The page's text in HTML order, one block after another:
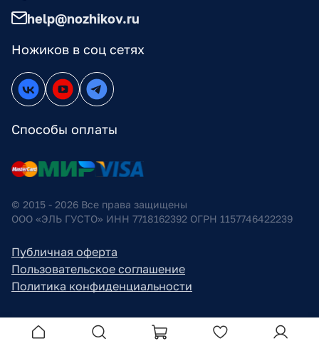
Ножиков в соц сетях
Способы оплаты
help@nozhikov.ru
© 2015 - 2026 Все права защищены
ООО «ЭЛЬ ГУСТО» ИНН 7718162392 ОГРН 1157746422239
Публичная оферта
Пользовательское соглашение
Политика конфиденциальности